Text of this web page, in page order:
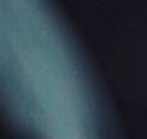
GESETZLICHE
INFORMATIONEN
Datenschutz
AGB
Sitemap
Impressum